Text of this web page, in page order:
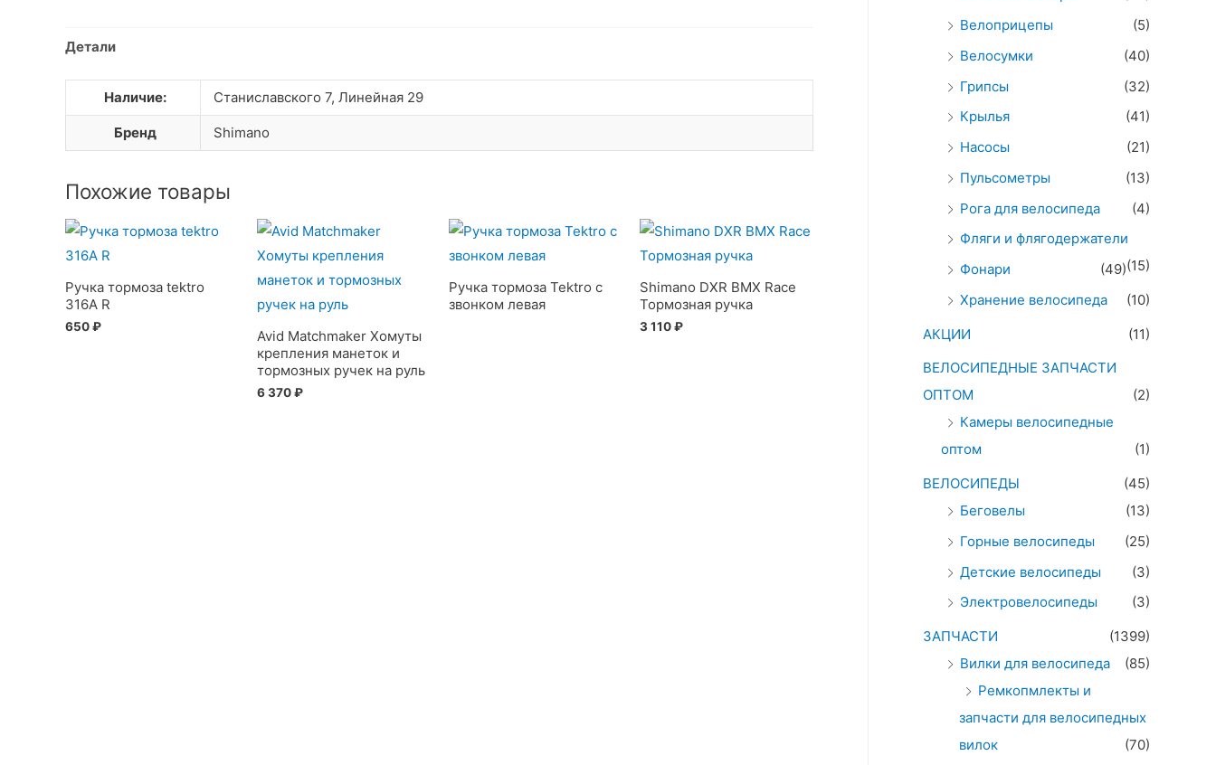
Детали
Наличие: Станиславского 7, Линейная 29
Бренд Shimano
Похожие товары
Ручка тормоза tektro
316A R
650₽
Avid Matchmaker Хомуты
крепления манеток и
тормозных ручек на руль
6 370₽
Ручка тормоза Tektro с
звонком левая
Shimano DXR BMX Race
Тормозная ручка
3 110₽
Велоприцепы
(5)
Велосумки
(40)
Грипсы
(32)
Крылья
(41)
Насосы
(21)
Пульсометры
(13)
Рога для велосипеда
(4)
Фляги и флягодержатели
(15)
Фонари
(49)
Хранение велосипеда
(10)
АКЦИИ
(11)
ВЕЛОСИПЕДНЫЕ ЗАПЧАСТИ
ОПТОМ
(2)
Камеры велосипедные
оптом
(1)
ВЕЛОСИПЕДЫ
(45)
Беговелы
(13)
Горные велосипеды
(25)
Детские велосипеды
(3)
Электровелосипеды
(3)
ЗАПЧАСТИ
(1399)
Вилки для велосипеда
(85)
Ремкопмлекты и
запчасти для велосипедных
вилок
(70)